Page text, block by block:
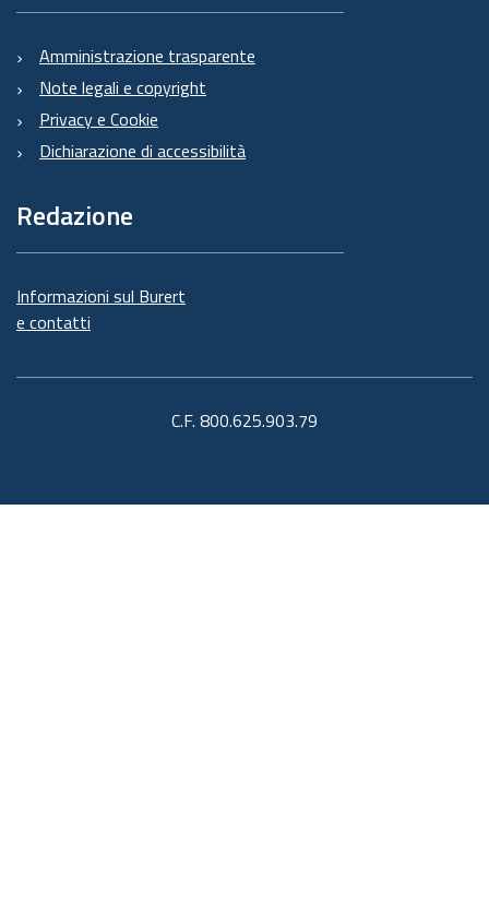
Amministrazione trasparente
Note legali e copyright
Privacy e Cookie
Dichiarazione di accessibilità
Redazione
Informazioni sul Burert
e contatti
C.F. 800.625.903.79